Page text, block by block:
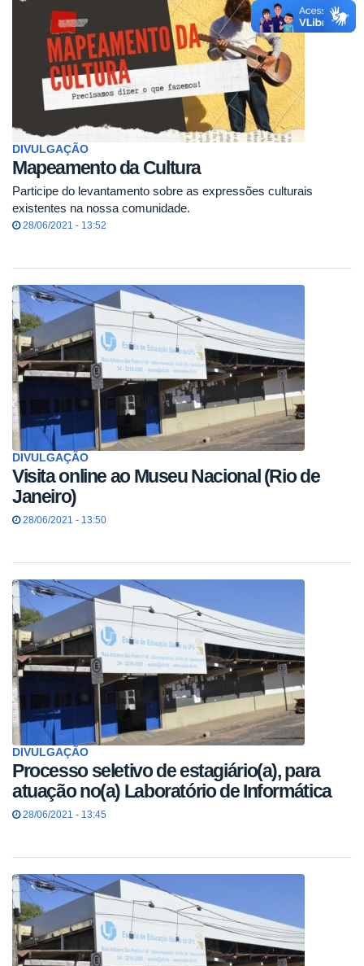
DIVULGAÇÃO
Mapeamento da Cultura
Participe do levantamento sobre as expressões culturais
existentes na nossa comunidade.
28/06/2021 - 13:52
DIVULGAÇÃO
Visita online ao Museu Nacional (Rio de
Janeiro)
28/06/2021 - 13:50
DIVULGAÇÃO
Processo seletivo de estagiário(a), para
atuação no(a) Laboratório de Informática
28/06/2021 - 13:45